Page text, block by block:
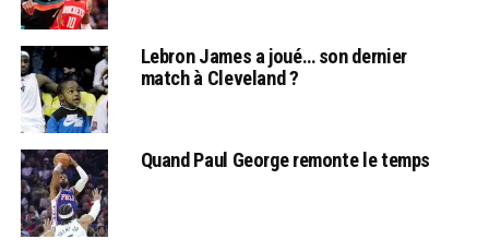
Lebron James a joué… son dernier
match à Cleveland ?
Quand Paul George remonte le temps